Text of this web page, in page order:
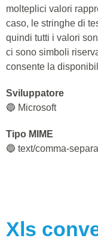
molteplici valori
caso, le stringhe di
quindi tutti i valori
ci sono simboli
consente la
Sviluppatore
🔵 Microsoft
Tipo MIME
🔵 text/comma-
Xls